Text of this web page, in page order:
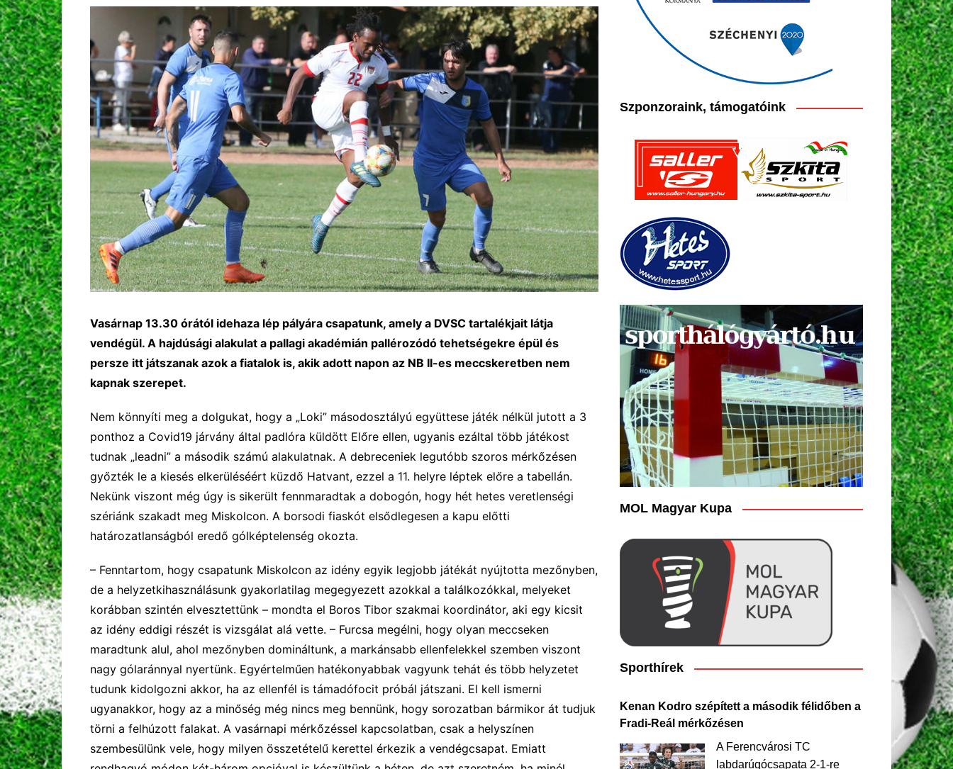
2025
2026
Vasárnap 13.30 órától idehaza lép pályára csapatunk, amely a DVSC tartalékjait látja
vendégül. A hajdúsági alakulat a pallagi akadémián pallérozódó tehetségekre épül és
persze itt játszanak azok a fiatalok is, akik adott napon az NB II-es meccskeretben nem
kapnak szerepet.
Nem könnyíti meg a dolgukat, hogy a „Loki” másodosztályú együttese játék nélkül jutott a 3
ponthoz a Covid19 járvány által padlóra küldött Előre ellen, ugyanis ezáltal több játékost
tudnak „leadni” a második számú alakulatnak. A debreceniek legutóbb szoros mérkőzésen
győzték le a kiesés elkerüléséért küzdő Hatvant, ezzel a 11. helyre léptek előre a tabellán.
Nekünk viszont még úgy is sikerült fennmaradtak a dobogón, hogy hét hetes veretlenségi
szériánk szakadt meg Miskolcon. A borsodi fiaskót elsődlegesen a kapu előtti
határozatlanságból eredő gólképtelenség okozta.
– Fenntartom, hogy csapatunk Miskolcon az idény egyik legjobb játékát nyújtotta mezőnyben,
de a helyzetkihasználásunk gyakorlatilag megegyezett azokkal a találkozókkal, melyeket
korábban szintén elvesztettünk – mondta el Boros Tibor szakmai koordinátor, aki egy kicsit
az idény eddigi részét is vizsgálat alá vette. – Furcsa megélni, hogy olyan meccseken
maradtunk alul, ahol mezőnyben domináltunk, a markánsabb ellenfelekkel szemben viszont
nagy gólaránnyal nyertünk. Egyértelműen hatékonyabbak vagyunk tehát és több helyzetet
tudunk kidolgozni akkor, ha az ellenfél is támadófocit próbál játszani. El kell ismerni
ugyanakkor, hogy az a minőség még nincs meg bennünk, hogy sorozatban bármikor át tudjuk
törni a felhúzott falakat. A vasárnapi mérkőzéssel kapcsolatban, csak a helyszínen
szembesülünk vele, hogy milyen összetételű kerettel érkezik a vendégcsapat. Emiatt
Szponzoraink, támogatóink
MOL Magyar Kupa
Sporthírek
Kenan Kodro szépített a második félidőben a
Fradi-Reál mérkőzésen
A Ferencvárosi TC
labdarúgócsapata 2-1-re